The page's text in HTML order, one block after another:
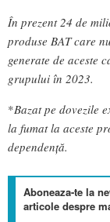
În prezent 24 de
produse BAT care
generate de aceste
grupului în 2023.
*Bazat pe dovezile
la fumat la aceste
dependență.
Aboneaza-te la
articole despre